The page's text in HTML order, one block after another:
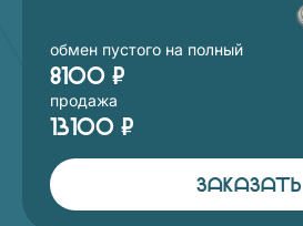
обмен пустого на полный
8100 ₽
продажа
13100 ₽
ЗАКАЗАТЬ